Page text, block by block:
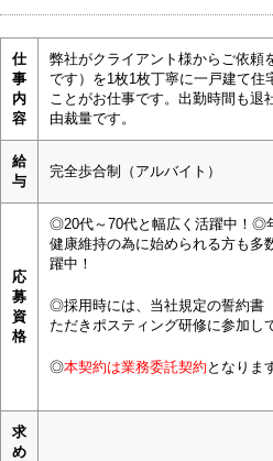
仕
事
内
容
弊社がクライアント様からご依頼
です）を1枚1枚丁寧に一戸建て住
ことがお仕事です。出勤時間も退
由裁量です。
給
与
完全歩合制（アルバイト）
応
募
資
格
◎20代～70代と幅広く活躍中！◎
健康維持の為に始められる方も
躍中！
◎採用時には、当社規定の誓約書
ただきポスティング研修に参加し
◎本契約は業務委託契約 となりま
求
め